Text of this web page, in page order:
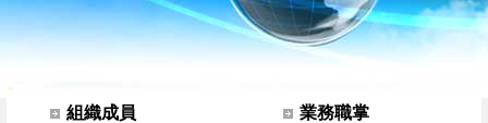
網站選單組織成員
業務職掌